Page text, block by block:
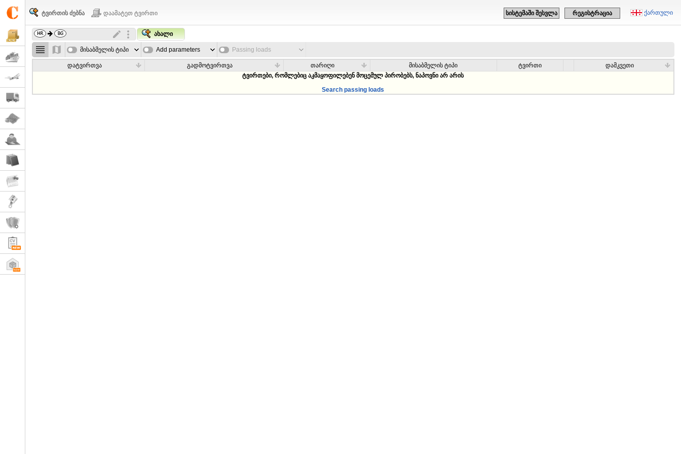
ქართული
სისტემაში შესვლა რეგისტრაცია
ტვირთის ძებნა დაამატეთ ტვირთი
ახალი
მისაბმელის ტიპი Add parameters Passing loads
დატვირთვა გადმოტვირთვა თარიღი მისაბმელის ტიპი ტვირთი
დამკვეთი
ტვირთები, რომლებიც აკმაყოფილებენ მოცემულ პირობებს, ნაპოვნი არ არის
Search passing loads